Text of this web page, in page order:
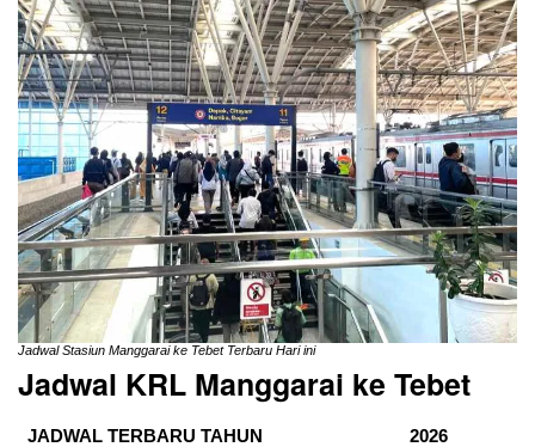
Jadwal Stasiun Manggarai ke Tebet Terbaru Hari ini
Jadwal KRL Manggarai ke Tebet
JADWAL TERBARU TAHUN 2026